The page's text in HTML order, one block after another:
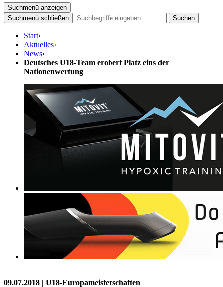
Suchmenü anzeigen
Suchmenü schließen
Suchen
Start›
Aktuelles›
News›
Deutsches U18-Team erobert Platz eins der
Nationenwertung
09.07.2018 | U18-Europameisterschaften